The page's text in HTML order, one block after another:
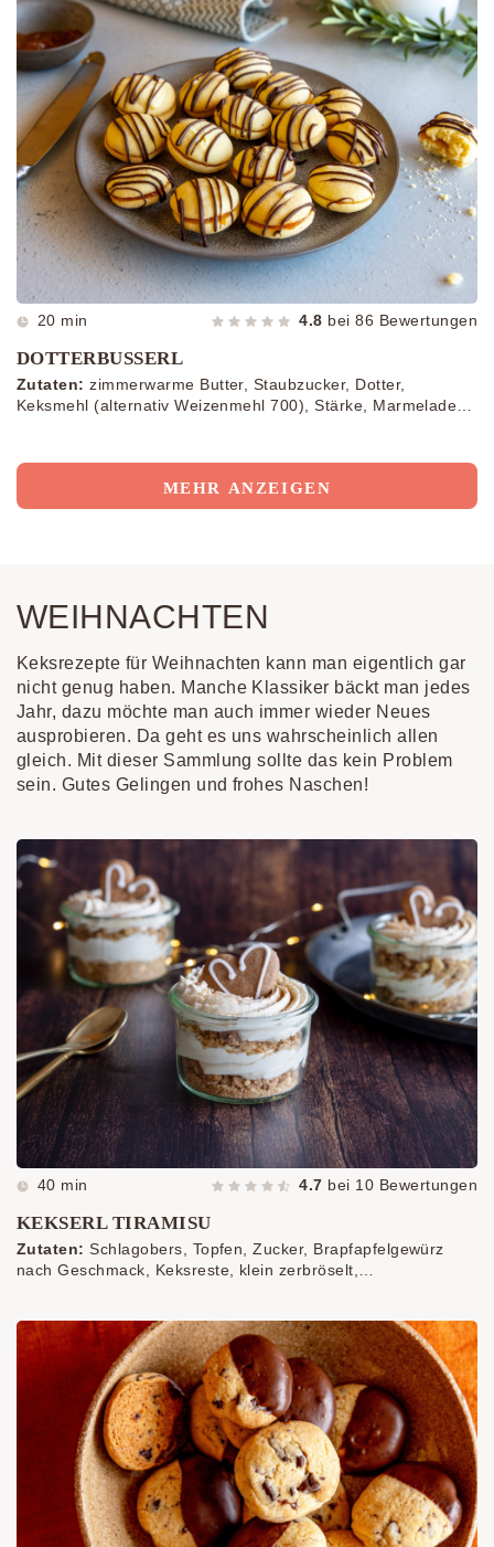
20 min 4.8 bei86 Bewertungen
DOTTERBUSSERL
Zutaten: zimmerwarme Butter, Staubzucker, Dotter,
Keksmehl (alternativ Weizenmehl 700), Stärke, Marmelade,
MEHR ANZEIGEN
WEIHNACHTEN
Keksrezepte für Weihnachten kann man eigentlich gar
nicht genug haben. Manche Klassiker bäckt man jedes
Jahr, dazu möchte man auch immer wieder Neues
ausprobieren. Da geht es uns wahrscheinlich allen
gleich. Mit dieser Sammlung sollte das kein Problem
sein. Gutes Gelingen und frohes Naschen!
40 min 4.7 bei 10 Bewertungen
KEKSERL TIRAMISU
Zutaten: Schlagobers, Topfen, Zucker, Brapfapfelgewürz
nach Geschmack, Keksreste, klein zerbröselt,